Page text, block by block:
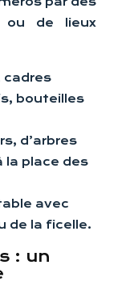
ou de lieux
cadres
bouteilles
d’arbres
la place des
avec
de la ficelle.
: un